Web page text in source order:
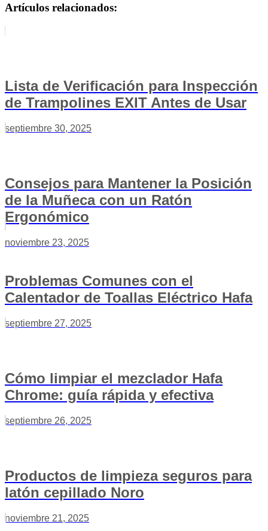
Artículos relacionados:
Lista de Verificación para Inspección
de Trampolines EXIT Antes de Usar
septiembre 30, 2025
Consejos para Mantener la Posición
de la Muñeca con un Ratón
Ergonómico
noviembre 23, 2025
Problemas Comunes con el
Calentador de Toallas Eléctrico Hafa
septiembre 27, 2025
Cómo limpiar el mezclador Hafa
Chrome: guía rápida y efectiva
septiembre 26, 2025
Productos de limpieza seguros para
latón cepillado Noro
noviembre 21, 2025